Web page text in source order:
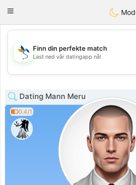
Toggle
💖
Finn din perfekte match
Last ned vår datingapp nå!
Dating Mann Meru
0.4/1